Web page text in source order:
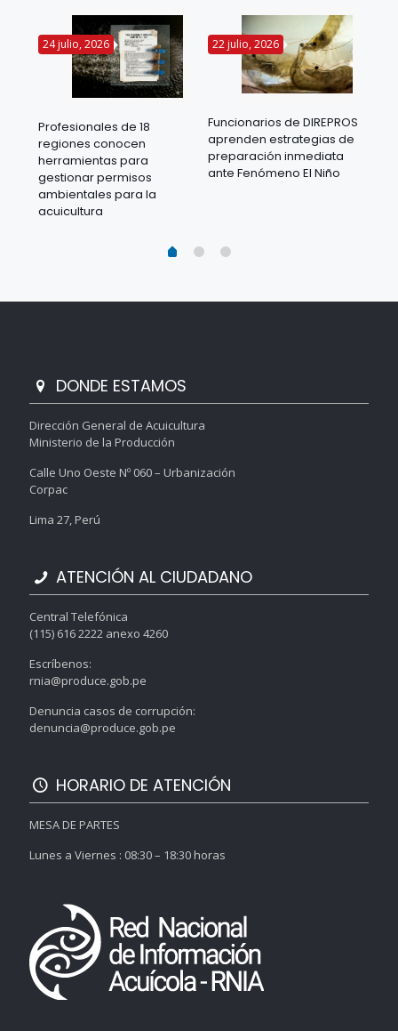
24 julio, 2026
Profesionales de 18
regiones conocen
herramientas para
gestionar permisos
ambientales para la
acuicultura
22 julio, 2026
Funcionarios de DIREPROS
aprenden estrategias de
preparación inmediata
ante Fenómeno El Niño
DONDE ESTAMOS
Dirección General de Acuicultura
Ministerio de la Producción
Calle Uno Oeste Nº 060 – Urbanización
Corpac
Lima 27, Perú
ATENCIÓN AL CIUDADANO
Central Telefónica
(115) 616 2222 anexo 4260
Escríbenos:
rnia@produce.gob.pe
Denuncia casos de corrupción:
denuncia@produce.gob.pe
HORARIO DE ATENCIÓN
MESA DE PARTES
Lunes a Viernes : 08:30 – 18:30 horas